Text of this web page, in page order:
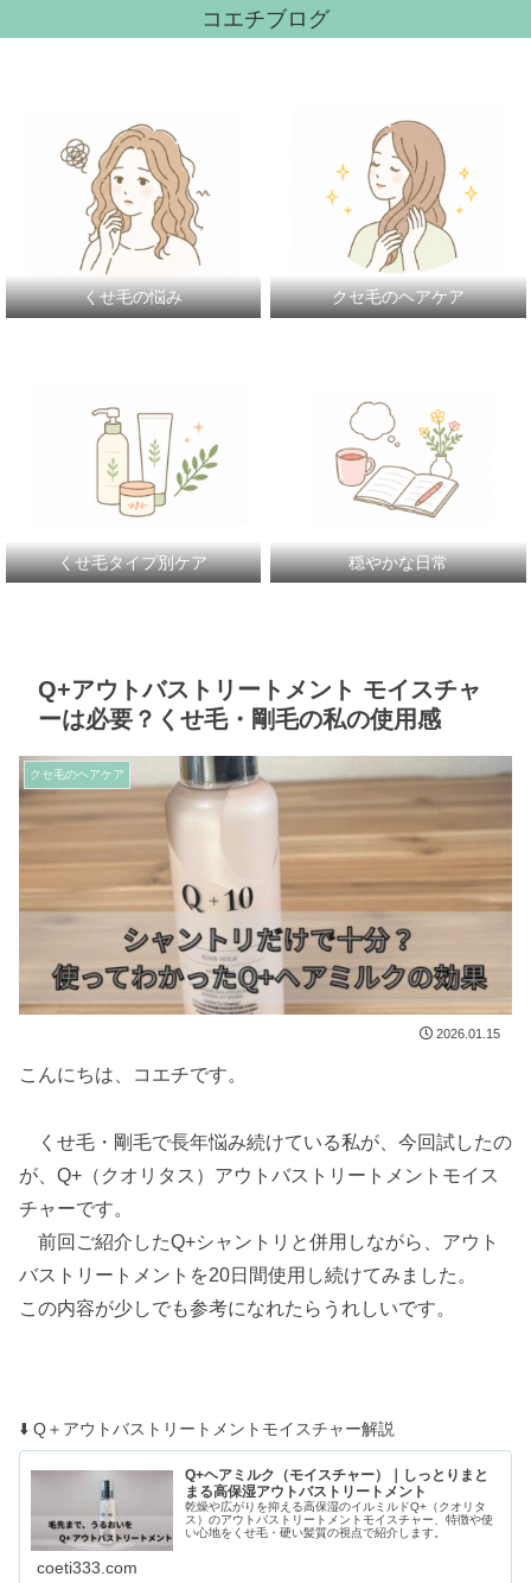
コエチブログ
くせ毛の悩み クセ毛のヘアケア
くせ毛タイプ別ケア 穏やかな日常
Q+アウトバストリートメント モイスチャ
ーは必要？くせ毛・剛毛の私の使用感
クセ毛のヘアケア
2026.01.15
こんにちは、コエチです。
くせ毛・剛毛で長年悩み続けている私が、今回試したの
が、Q+（クオリタス）アウトバストリートメントモイス
チャーです。
前回ご紹介したQ+シャントリと併用しながら、アウト
バストリートメントを20日間使用し続けてみました。
この内容が少しでも参考になれたらうれしいです。
⬇️ Q＋アウトバストリートメントモイスチャー解説
Q+ヘアミルク（モイスチャー）｜しっとりまと
まる高保湿アウトバストリートメント
乾燥や広がりを抑える高保湿のイルミルドQ+（クオリタ
ス）のアウトバストリートメントモイスチャー、特徴や使
い心地をくせ毛・硬い髪質の視点で紹介します。
coeti333.com